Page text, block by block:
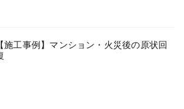
【施工事例】マンション・火災後の原状回